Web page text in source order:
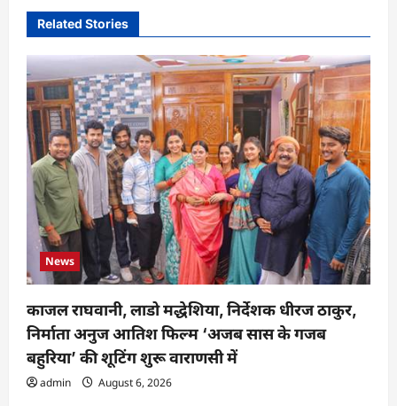
g
a
t
i
o
n
Related Stories
News
काजल राघवानी, लाडो मद्धेशिया, निर्देशक धीरज ठाकुर,
निर्माता अनुज आतिश फिल्म ‘अजब सास के गजब
बहुरिया’ की शूटिंग शुरू वाराणसी में
admin August 6, 2026